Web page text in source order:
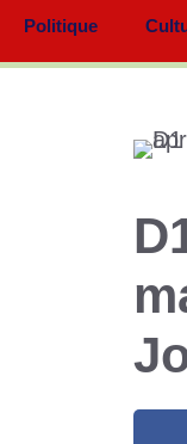
Politique